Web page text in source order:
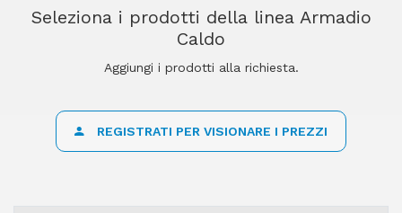
Seleziona i prodotti della linea Armadio
Caldo
Aggiungi i prodotti alla richiesta.
REGISTRATI PER VISIONARE I PREZZI